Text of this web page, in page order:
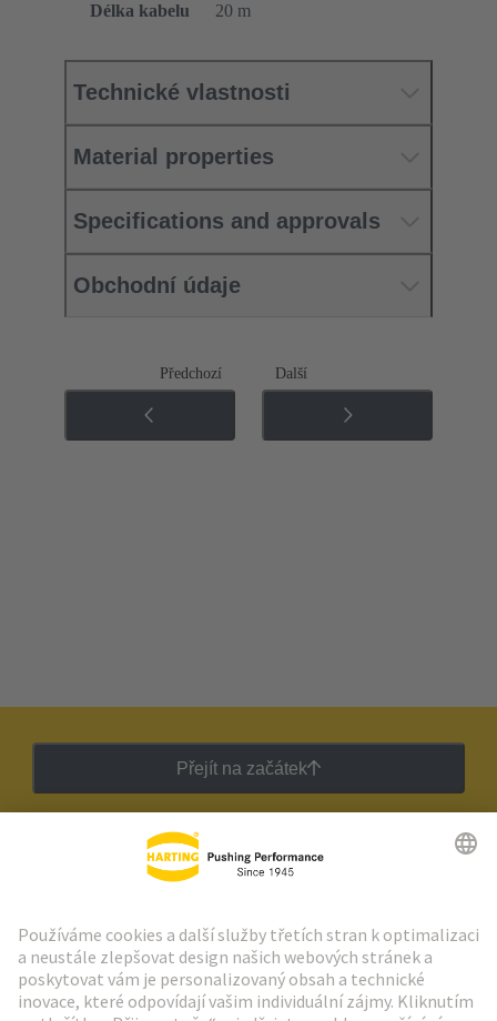
Délka kabelu 20 m
Technické vlastnosti
Material properties
Specifications and approvals
Obchodní údaje
Předchozí Další
Přejít na začátek
Zpravodaj HARTING
Přejít na registraci